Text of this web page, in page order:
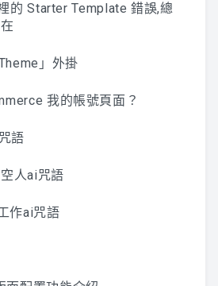
的 Starter Template 錯誤,總
」外掛
我的帳號頁面？
語
人ai咒語
作ai咒語